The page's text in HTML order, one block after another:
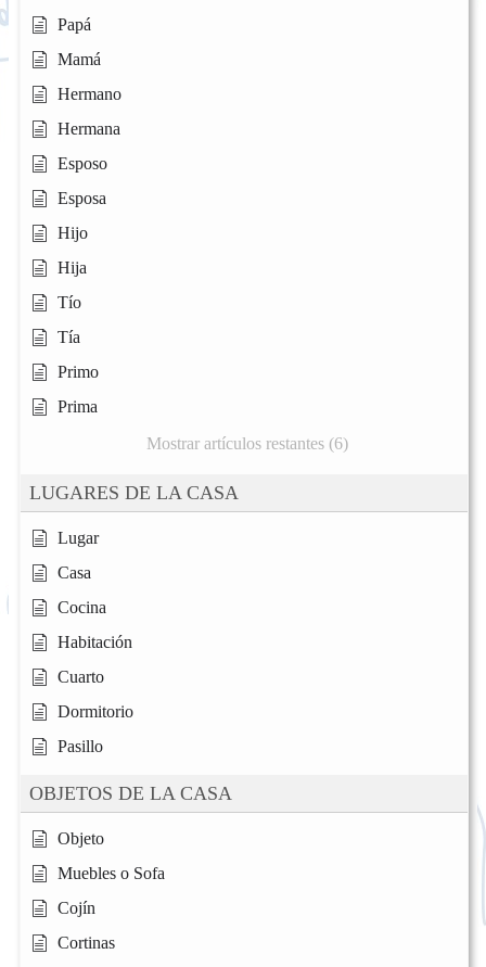
Papá
Mamá
Hermano
Hermana
Esposo
Esposa
Hijo
Hija
Tío
Tía
Primo
Prima
Mostrar artículos restantes (6)
LUGARES DE LA CASA
Lugar
Casa
Cocina
Habitación
Cuarto
Dormitorio
Pasillo
OBJETOS DE LA CASA
Objeto
Muebles o Sofa
Cojín
Cortinas